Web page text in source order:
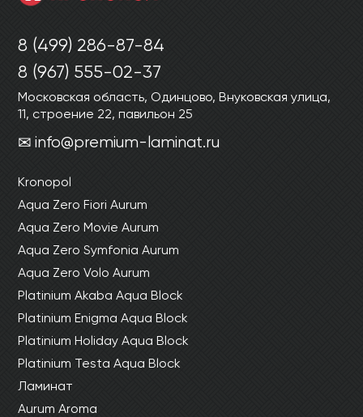
8 (499) 286-87-84
8 (967) 555-02-37
Московская область, Одинцово, Внуковская улица,
11, строение 22, павильон 25
info@premium-laminat.ru
Kronopol
Aqua Zero Fiori Aurum
Aqua Zero Movie Aurum
Aqua Zero Symfonia Aurum
Aqua Zero Volo Aurum
Platinium Akaba Aqua Block
Platinium Enigma Aqua Block
Platinium Holiday Aqua Block
Platinium Testa Aqua Block
Ламинат
Aurum Aroma